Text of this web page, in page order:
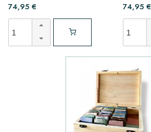
74,95 € 74,95 €